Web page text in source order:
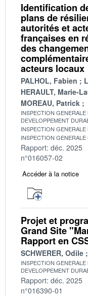
Identification
plans de
autorités et
françaises en
des
acteurs locaux
PALHOL, Fabien
HERAULT, Marie-
MOREAU, Patrick
INSPECTION
DEVELOPPEMENT
INSPECTION
INSPECTION
Rapport: déc. 2025
n°016057-02
Accéder à la notice
Projet et
Grand Site
Rapport en
SCHWERER, Odile
INSPECTION
DEVELOPPEMENT
Rapport: déc. 2025
n°016390-01